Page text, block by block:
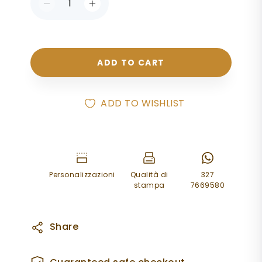
ADD TO CART
ADD TO WISHLIST
Personalizzazioni
Qualità di
stampa
327
7669580
Share